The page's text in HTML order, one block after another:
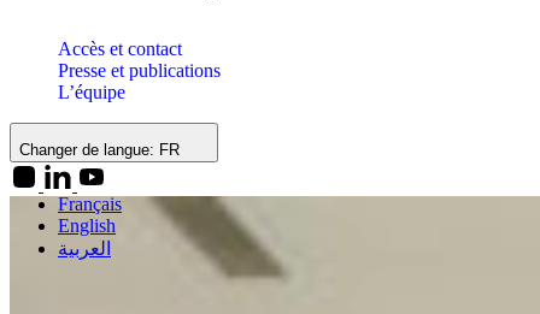
Accès et contact
Presse et publications
L’équipe
Changer de langue: FR
Français
English
العربية